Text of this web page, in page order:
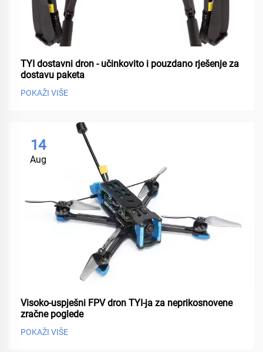
TYI dostavni dron - učinkovito i pouzdano rješenje za
dostavu paketa
POKAŽI VIŠE
14
Aug
Visoko-uspješni FPV dron TYI-ja za neprikosnovene
zračne poglede
POKAŽI VIŠE